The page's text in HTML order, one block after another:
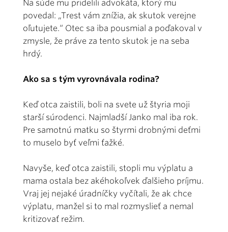
Na súde mu pridelili advokáta, ktorý mu
povedal: „Trest vám znížia, ak skutok verejne
oľutujete.“ Otec sa iba pousmial a poďakoval v
zmysle, že práve za tento skutok je na seba
hrdý.
Ako sa s tým vyrovnávala rodina?
Keď otca zaistili, boli na svete už štyria moji
starší súrodenci. Najmladší Janko mal iba rok.
Pre samotnú matku so štyrmi drobnými deťmi
to muselo byť veľmi ťažké.
Navyše, keď otca zaistili, stopli mu výplatu a
mama ostala bez akéhokoľvek ďalšieho príjmu.
Vraj jej nejaké úradníčky vyčítali, že ak chce
výplatu, manžel si to mal rozmyslieť a nemal
kritizovať režim.